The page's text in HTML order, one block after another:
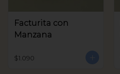
Facturita con
Manzana
$1.090